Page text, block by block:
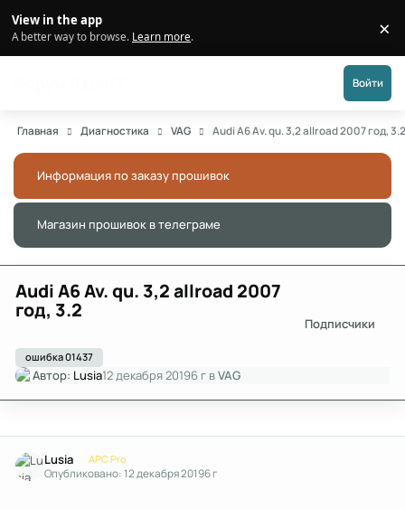
View in the app
A better way to browse. Learn more. ×
Войти
Главная Диагностика VAG Audi A6 Av. qu. 3,2 allroad 2007 год,
Информация по заказу прошивок
Магазин прошивок в телеграме
Audi A6 Av. qu. 3,2 allroad 2007
год, 3.2
ошибка 01437
Подписчики
Автор: Lusia12 декабря 20196 г вVAG
Lusia APC Pro
Опубликовано:12 декабря 20196 г